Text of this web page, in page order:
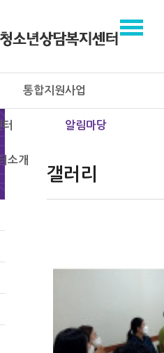
통합지원사업
알림마당
소개
갤러리